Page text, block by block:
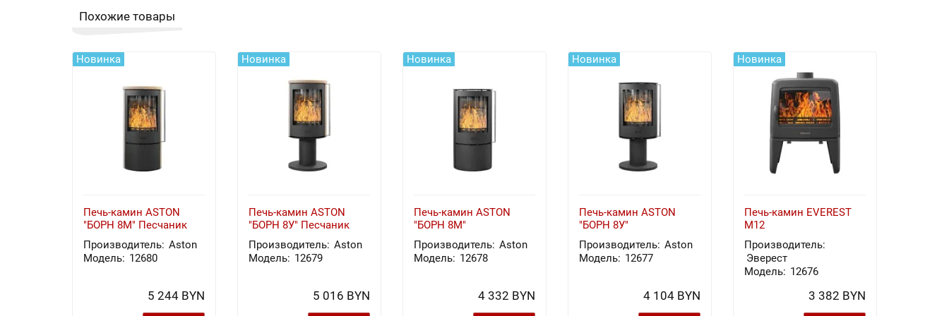
Похожие товары
Новинка
Печь-камин ASTON
"БОРН 8М" Песчаник
Производитель: Aston
Модель: 12680
5 244 BYN
Новинка
Печь-камин ASTON
"БОРН 8У" Песчаник
Производитель: Aston
Модель: 12679
5 016 BYN
Новинка
Печь-камин ASTON
"БОРН 8М"
Производитель: Aston
Модель: 12678
4 332 BYN
Новинка
Печь-камин ASTON
"БОРН 8У"
Производитель: Aston
Модель: 12677
4 104 BYN
Новинка
Печь-камин EVEREST
M12
Производитель:
Эверест
Модель: 12676
3 382 BYN